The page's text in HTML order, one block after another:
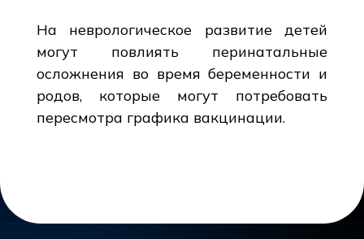
На неврологическое развитие детей
могут повлиять перинатальные
осложнения во время беременности и
родов, которые могут потребовать
пересмотра графика вакцинации.